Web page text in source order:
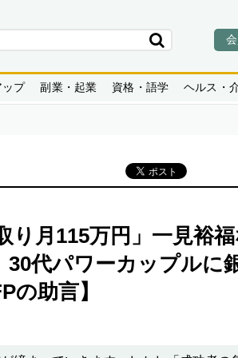
ップ 副業・起業 資格・語学 ヘルス・
月115万円」一見裕
30代パワーカップルに
助言】